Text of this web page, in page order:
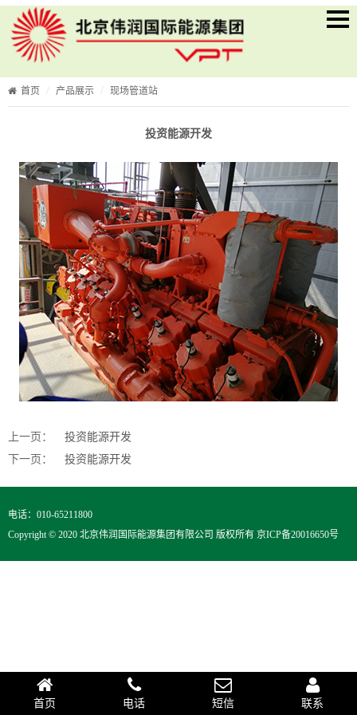
首页 产品展示 现场管道站
投资能源开发
上一页：
投资能源开发
下一页：
投资能源开发
电话：010-65211800
Copyright © 2020 北京伟润国际能源集团有限公司 版权所有 京ICP备20016650号
首页 电话 短信 联系